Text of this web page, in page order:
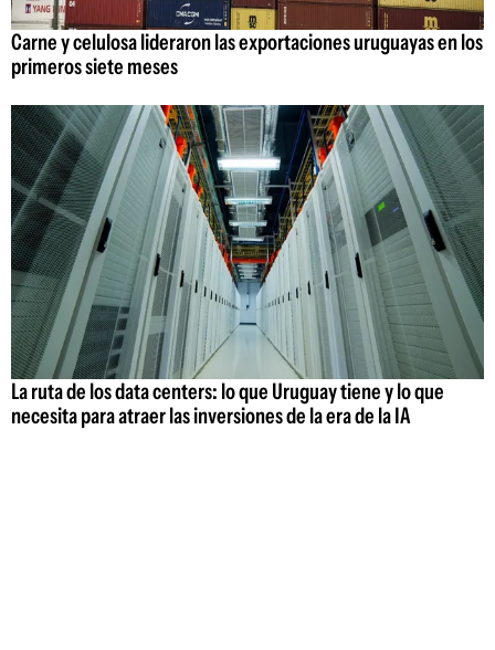
Carne y celulosa lideraron las exportaciones uruguayas en los
primeros siete meses
La ruta de los data centers: lo que Uruguay tiene y lo que
necesita para atraer las inversiones de la era de la IA